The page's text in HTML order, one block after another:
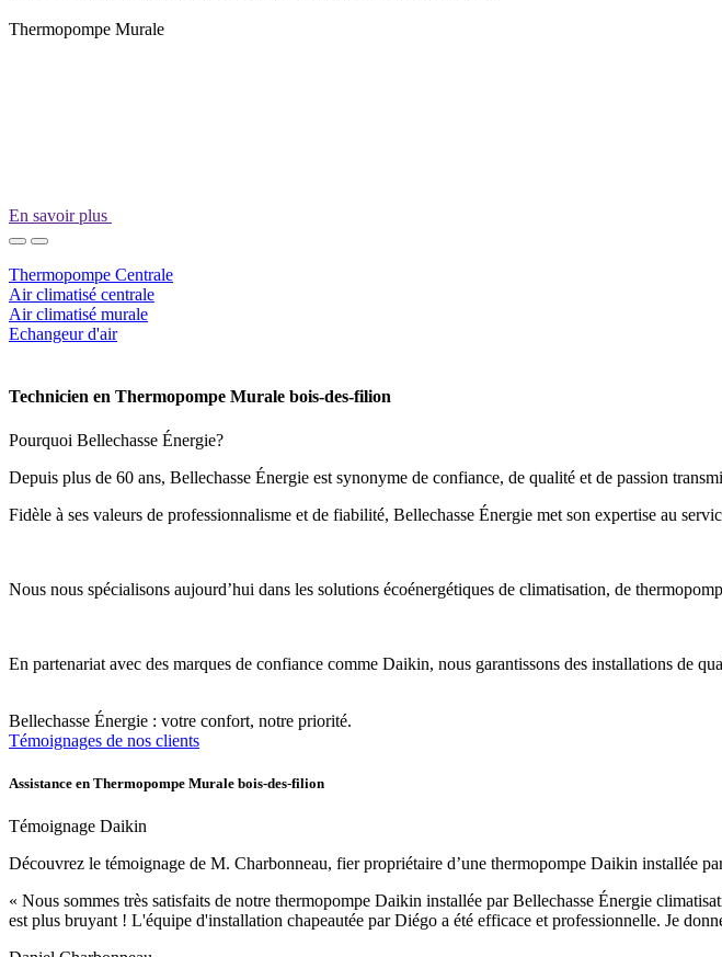
Thermopompe Murale
En savoir plus
Thermopompe Centrale
Air climatisé centrale
Air climatisé murale
Echangeur d'air
Technicien en Thermopompe Murale bois-des-filion
Pourquoi Bellechasse Énergie?
Depuis plus de 60 ans, Bellechasse Énergie est synonyme de confiance, de qualité et de passion
Fidèle à ses valeurs de professionnalisme et de fiabilité, Bellechasse Énergie met son expertise au
Nous nous spécialisons aujourd’hui dans les solutions écoénergétiques de climatisation, de
En partenariat avec des marques de confiance comme Daikin, nous garantissons des installations de
Bellechasse Énergie : votre confort, notre priorité.
Témoignages de nos clients
Assistance en Thermopompe Murale bois-des-filion
Témoignage Daikin
Découvrez le témoignage de M. Charbonneau, fier propriétaire d’une thermopompe Daikin installée
« Nous sommes très satisfaits de notre thermopompe Daikin installée par Bellechasse Énergie
est plus bruyant ! L'équipe d'installation chapeautée par Diégo a été efficace et professionnelle. Je